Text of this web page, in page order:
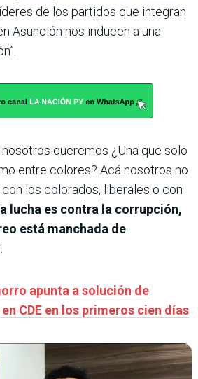
de los partidos que integran
Asunción nos inducen a una
queremos ¿Una que solo
entre colores? Acá nosotros no
los colorados, liberales o con
lucha es contra la corrupción,
está manchada de
apunta a solución de
CDE en los primeros cien días